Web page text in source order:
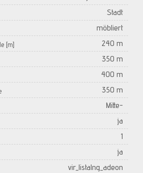
Stadt
möbliert
[m] 240 m
350 m
400 m
350 m
Mitte-
ja
1
ja
vir_listalng_adeon